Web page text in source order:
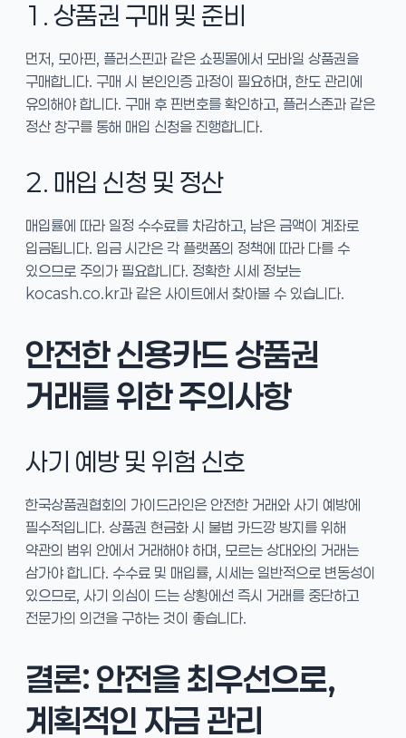
1. 상품권 구매 및 준비
먼저, 모아핀, 플러스핀과 같은 쇼핑몰에서 모바일 상품권을
구매합니다. 구매 시 본인인증 과정이 필요하며, 한도 관리에
유의해야 합니다. 구매 후 핀번호를 확인하고, 플러스존과 같은
정산 창구를 통해 매입 신청을 진행합니다.
2. 매입 신청 및 정산
매입률에 따라 일정 수수료를 차감하고, 남은 금액이 계좌로
입금됩니다. 입금 시간은 각 플랫폼의 정책에 따라 다를 수
있으므로 주의가 필요합니다. 정확한 시세 정보는
kocash.co.kr과 같은 사이트에서 찾아볼 수 있습니다.
안전한 신용카드 상품권
거래를 위한 주의사항
사기 예방 및 위험 신호
한국상품권협회의 가이드라인은 안전한 거래와 사기 예방에
필수적입니다. 상품권 현금화 시 불법 카드깡 방지를 위해
약관의 범위 안에서 거래해야 하며, 모르는 상대와의 거래는
삼가야 합니다. 수수료 및 매입률, 시세는 일반적으로 변동성이
있으므로, 사기 의심이 드는 상황에선 즉시 거래를 중단하고
전문가의 의견을 구하는 것이 좋습니다.
결론: 안전을 최우선으로,
계획적인 자금 관리